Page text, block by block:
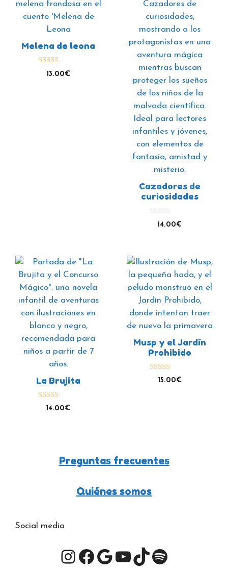
Melena de leona
5.00
de 5
13.00€
Cazadores de
curiosidades
14.00€
La Brujita
5.00
de 5
14.00€
Musp y el Jardín
Prohibido
4.96
de 5
15.00€
Preguntas frecuentes
Quiénes somos
Social media
Instagram
Facebook
Google
YouTube
TikTok
Spotify